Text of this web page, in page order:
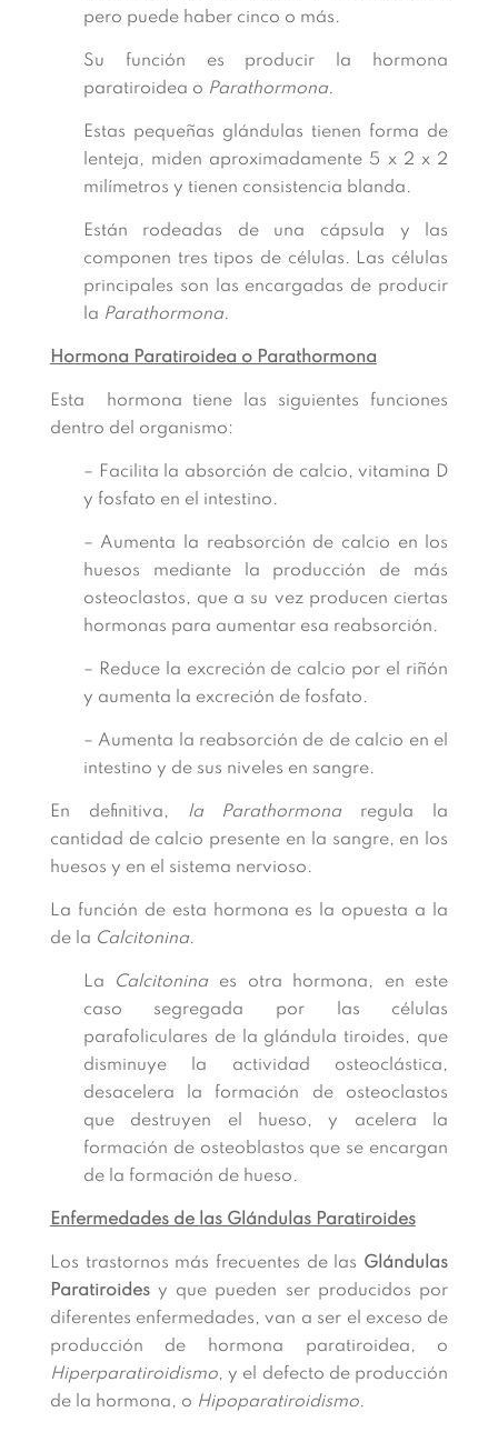
pero puede haber cinco o más.
Su función es producir la hormona
paratiroidea o Parathormona.
Estas pequeñas glándulas tienen forma de
lenteja, miden aproximadamente 5 x 2 x 2
milímetros y tienen consistencia blanda.
Están rodeadas de una cápsula y las
componen tres tipos de células. Las células
principales son las encargadas de producir
la Parathormona.
Hormona Paratiroidea o Parathormona
Esta hormona tiene las siguientes funciones
dentro del organismo:
– Facilita la absorción de calcio, vitamina D
y fosfato en el intestino.
– Aumenta la reabsorción de calcio en los
huesos mediante la producción de más
osteoclastos, que a su vez producen ciertas
hormonas para aumentar esa reabsorción.
– Reduce la excreción de calcio por el riñón
y aumenta la excreción de fosfato.
– Aumenta la reabsorción de de calcio en el
intestino y de sus niveles en sangre.
En definitiva, la Parathormonaregula la
cantidad de calcio presente en la sangre, en los
huesos y en el sistema nervioso.
La función de esta hormona es la opuesta a la
de la Calcitonina.
La Calcitoninaes otra hormona, en este
caso segregada por las células
parafoliculares de la glándula tiroides, que
disminuye la actividad osteoclástica,
desacelera la formación de osteoclastos
que destruyen el hueso, y acelera la
formación de osteoblastos que se encargan
de la formación de hueso.
Enfermedades de las Glándulas Paratiroides
Los trastornos más frecuentes de las Glándulas
Paratiroidesy que pueden ser producidos por
diferentes enfermedades, van a ser el exceso de
producción de hormona paratiroidea, o
Hiperparatiroidismo, y el defecto de producción
de la hormona, o Hipoparatiroidismo.